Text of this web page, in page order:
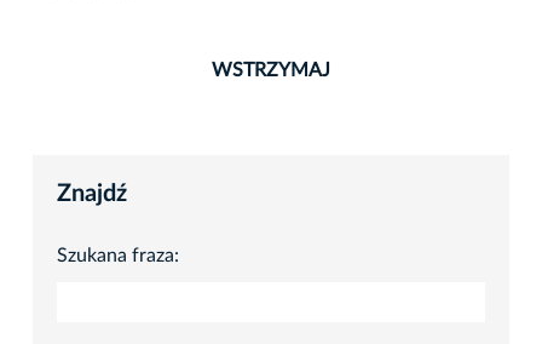
WSTRZYMAJ
Znajdź
Szukana fraza: